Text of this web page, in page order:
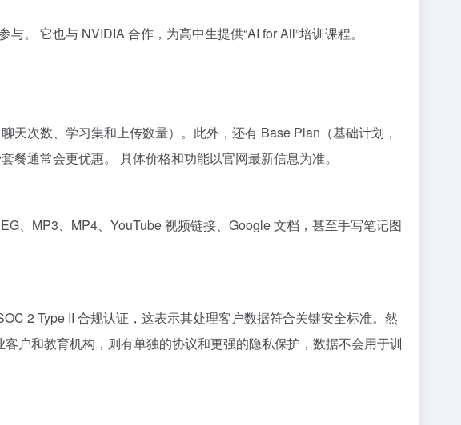
。 它也与 NVIDIA 合作，为高中生提供“AI for All”培训课程。
天次数、学习集和上传数量）。此外，还有 Base Plan（基础计划，
通常会更优惠。 具体价格和功能以官网最新信息为准。
、MP3、MP4、YouTube 视频链接、Google 文档，甚至手写笔记图
2 Type II 合规认证，这表示其处理客户数据符合关键安全标准。然
户和教育机构，则有单独的协议和更强的隐私保护，数据不会用于训